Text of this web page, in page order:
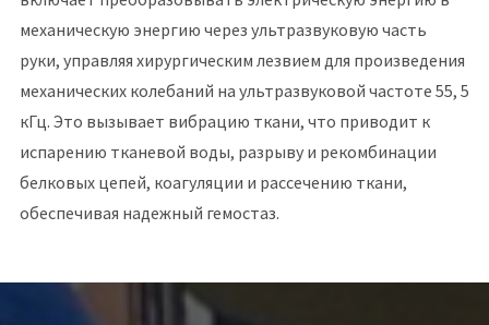
механическую энергию через ультразвуковую часть
руки, управляя хирургическим лезвием для произведения
механических колебаний на ультразвуковой частоте 55, 5
кГц. Это вызывает вибрацию ткани, что приводит к
испарению тканевой воды, разрыву и рекомбинации
белковых цепей, коагуляции и рассечению ткани,
обеспечивая надежный гемостаз.